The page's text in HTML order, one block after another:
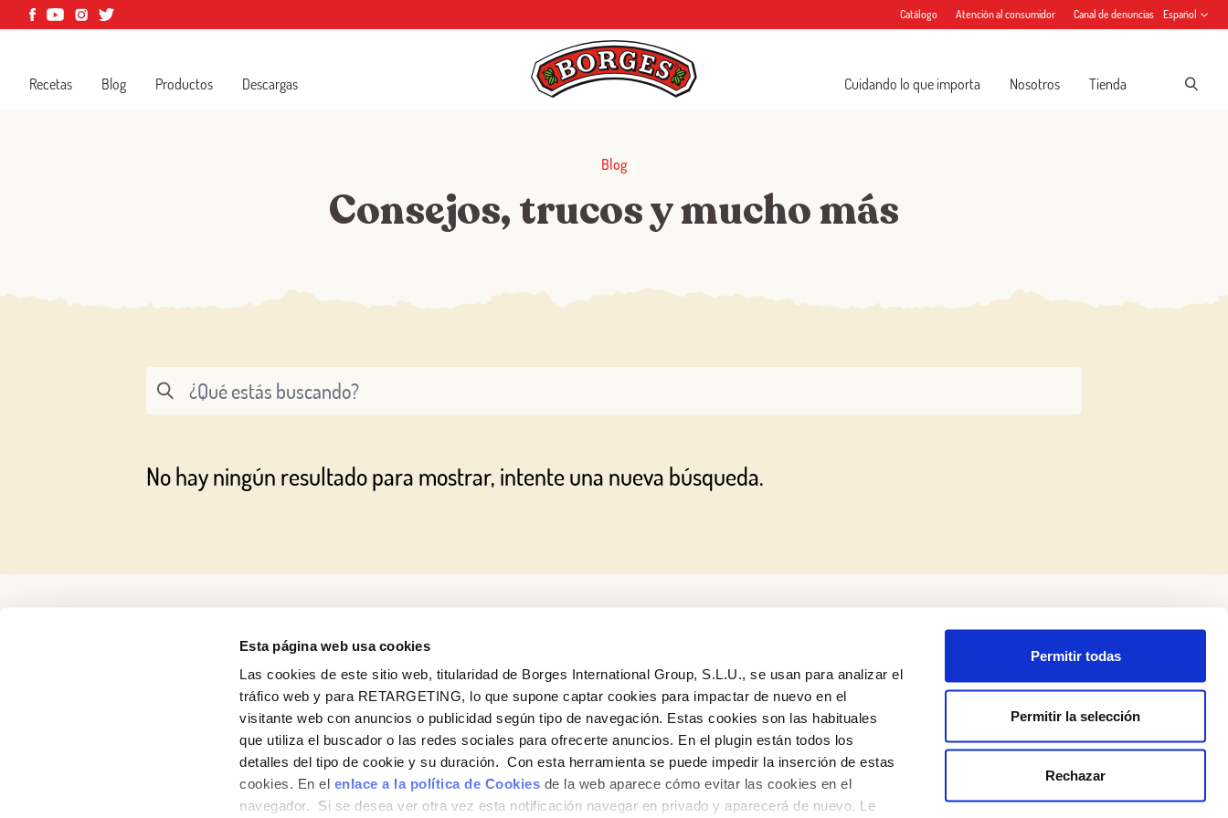
Esta página web usa cookies
Las cookies de este sitio web, titularidad de Borges International Group, S.L.U., se usan para analizar el
tráfico web y para RETARGETING, lo que supone captar cookies para impactar de nuevo en el
visitante web con anuncios o publicidad según tipo de navegación. Estas cookies son las habituales
que utiliza el buscador o las redes sociales para ofrecerte anuncios. En el plugin están todos los
detalles del tipo de cookie y su duración. Con esta herramienta se puede impedir la inserción de estas
cookies. En el enlace a la política de Cookies de la web aparece cómo evitar las cookies en el
navegador. Si se desea ver otra vez esta notificación navegar en privado y aparecerá de nuevo. Le
Permitir todas
Permitir la selección
Rechazar
Catálogo Atención al consumidor Canal de denuncias Español
Recetas Blog Productos Descargas Cuidando lo que importa Nosotros Tienda
Blog
Consejos, trucos y mucho más
No hay ningún resultado para mostrar, intente una nueva búsqueda.
¿Quieres conocer todas nuestras novedades?
Suscríbete a la newsletter de Borges
Newsletter
Política de privacidad
Aviso legal
Log in with Google